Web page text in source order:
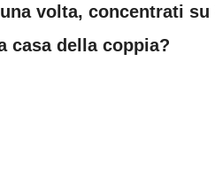
volta, concentrati su
casa della coppia?